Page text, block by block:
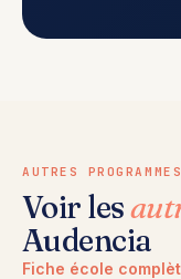
AUTRES PROGRAMMES
Voir les
Audencia
Fiche école